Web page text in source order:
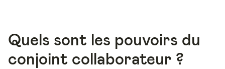
Quels sont les pouvoirs du
conjoint collaborateur ?